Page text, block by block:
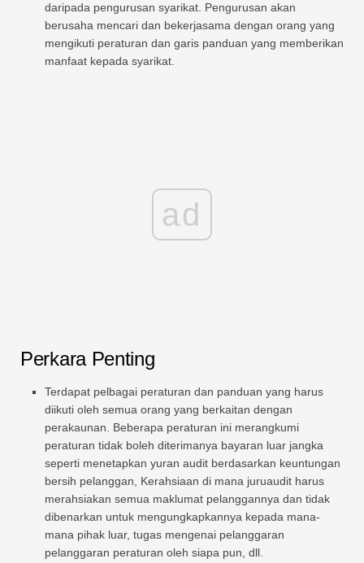
daripada pengurusan syarikat. Pengurusan akan
berusaha mencari dan bekerjasama dengan orang yang
mengikuti peraturan dan garis panduan yang memberikan
manfaat kepada syarikat.
ad
Perkara Penting
Terdapat pelbagai peraturan dan panduan yang harus
diikuti oleh semua orang yang berkaitan dengan
perakaunan. Beberapa peraturan ini merangkumi
peraturan tidak boleh diterimanya bayaran luar jangka
seperti menetapkan yuran audit berdasarkan keuntungan
bersih pelanggan, Kerahsiaan di mana juruaudit harus
merahsiakan semua maklumat pelanggannya dan tidak
dibenarkan untuk mengungkapkannya kepada mana-
mana pihak luar, tugas mengenai pelanggaran
pelanggaran peraturan oleh siapa pun, dll.